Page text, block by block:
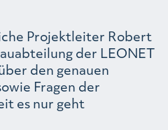
Projektleiter Robert
der LEONET
den genauen
Fragen der
es nur geht